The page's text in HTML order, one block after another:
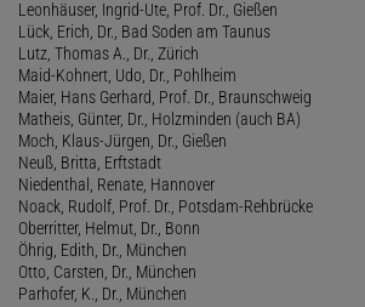
Leonhäuser, Ingrid-Ute, Prof. Dr., Gießen
Lück, Erich, Dr., Bad Soden am Taunus
Lutz, Thomas A., Dr., Zürich
Maid-Kohnert, Udo, Dr., Pohlheim
Maier, Hans Gerhard, Prof. Dr., Braunschweig
Matheis, Günter, Dr., Holzminden (auch BA)
Moch, Klaus-Jürgen, Dr., Gießen
Neuß, Britta, Erftstadt
Niedenthal, Renate, Hannover
Noack, Rudolf, Prof. Dr., Potsdam-Rehbrücke
Oberritter, Helmut, Dr., Bonn
Öhrig, Edith, Dr., München
Otto, Carsten, Dr., München
Parhofer, K., Dr., München